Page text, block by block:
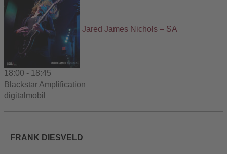
Jared James Nichols – SA
18:00 - 18:45
Blackstar Amplification
digitalmobil
FRANK DIESVELD